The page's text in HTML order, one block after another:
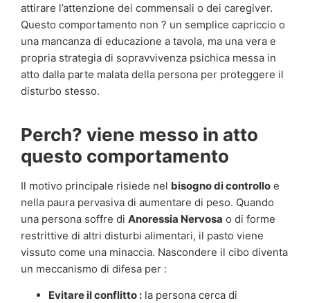
attirare l’attenzione dei commensali o dei caregiver.
Questo comportamento non ? un semplice capriccio o
una mancanza di educazione a tavola, ma una vera e
propria strategia di sopravvivenza psichica messa in
atto dalla parte malata della persona per proteggere il
disturbo stesso.
Perch? viene messo in atto
questo comportamento
Il motivo principale risiede nel bisogno di controllo e
nella paura pervasiva di aumentare di peso. Quando
una persona soffre di Anoressia Nervosa o di forme
restrittive di altri disturbi alimentari, il pasto viene
vissuto come una minaccia. Nascondere il cibo diventa
un meccanismo di difesa per :
Evitare il conflitto : la persona cerca di